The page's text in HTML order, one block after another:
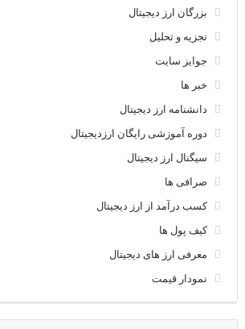
بزرگان ارز دیجیتال
تجزیه و تحلیل
جوایز سایت
خبر ها
دانشنامه ارز دیجیتال
دوره آموزشی رایگان ارزدیجیتال
سیگنال ارز دیجیتال
صرافی ها
کسب درآمد از ارز دیجیتال
کیف پول ها
معرفی ارز های دیجیتال
نمودار قیمت